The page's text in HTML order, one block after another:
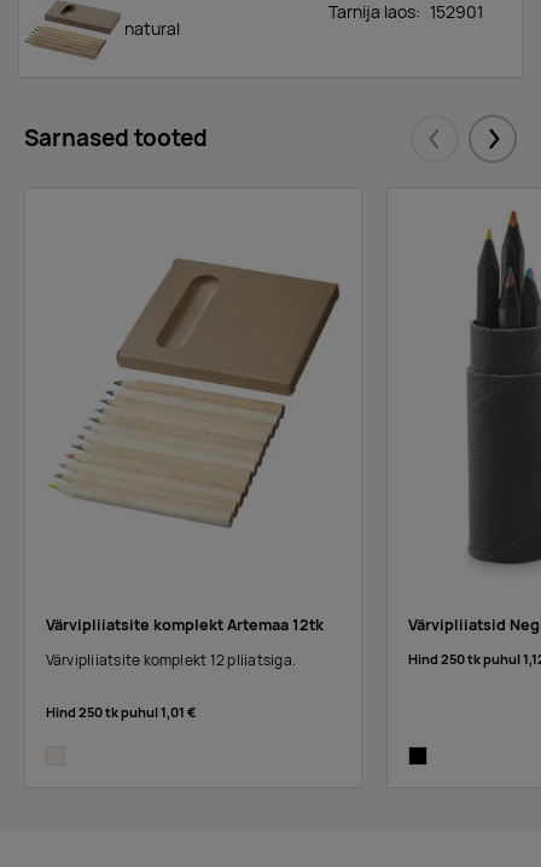
natural
Tarnija laos: 152901
Sarnased tooted Eelmised
Värvipliiatsite komplekt Artemaa 12tk
Värvipliiatsite komplekt 12 pliiatsiga.
Hind 250 tk puhul1,01 €
Värvipliiatsid
Hind 250 tk puhul